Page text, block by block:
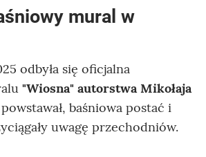
mural w
odbyła się oficjalna
"Wiosna" autorstwa Mikołaja
baśniowa postać i
uwagę przechodniów.